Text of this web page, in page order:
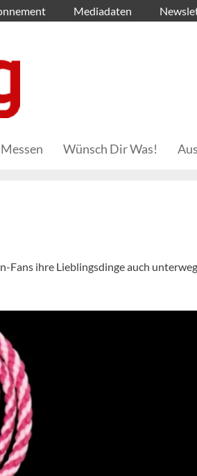
Mediadaten
Messen Wünsch Dir Was!
Fans ihre Lieblingsdinge auch